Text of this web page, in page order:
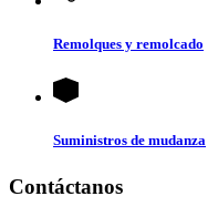
Remolques y remolcado
Suministros de mudanza
Contáctanos